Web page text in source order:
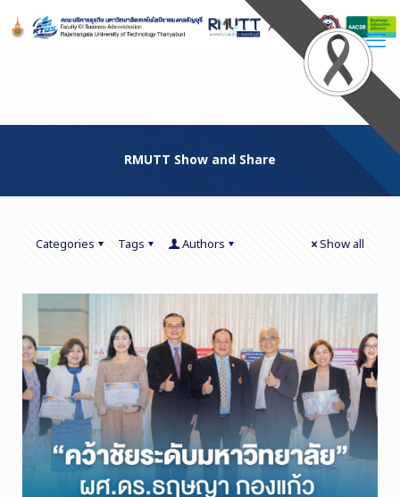
Content
RMUTT Show and Share
Categories Tags Authors Show all